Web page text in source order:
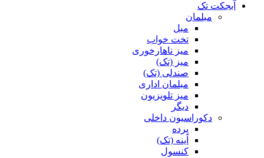
آبجکت تک
مبلمان
مبل
تخت خواب
میز ناهارخوری
میز (تک)
صندلی (تک)
مبلمان اداری
میز تلویزیون
دیگر
دکوراسیون داخلی
پرده
آینه (تک)
کنسول